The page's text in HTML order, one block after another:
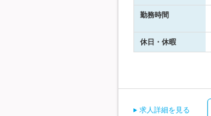
勤務時間
休日・休暇
求人詳細を見る